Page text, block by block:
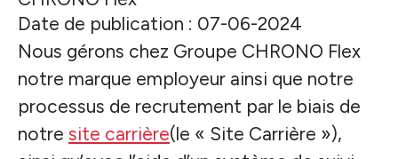
Date de publication : 07-06-2024
Nous gérons chez Groupe CHRONO Flex
notre marque employeur ainsi que notre
processus de recrutement par le biais de
notre site carrière(le « Site Carrière »),